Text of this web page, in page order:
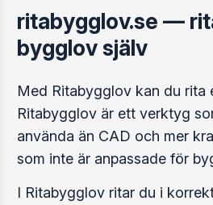
ritabygglov.se —
bygglov själv
Med Ritabygglov kan du rita
Ritabygglov är ett verktyg
använda än CAD och mer
som inte är anpassade för
I Ritabygglov ritar du i